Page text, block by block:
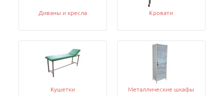
Диваны и кресла Кровати
Кушетки Металлические шкафы